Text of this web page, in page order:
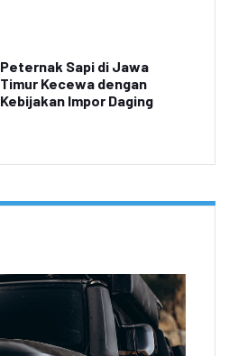
Peternak Sapi di Jawa
Timur Kecewa dengan
Kebijakan Impor Daging